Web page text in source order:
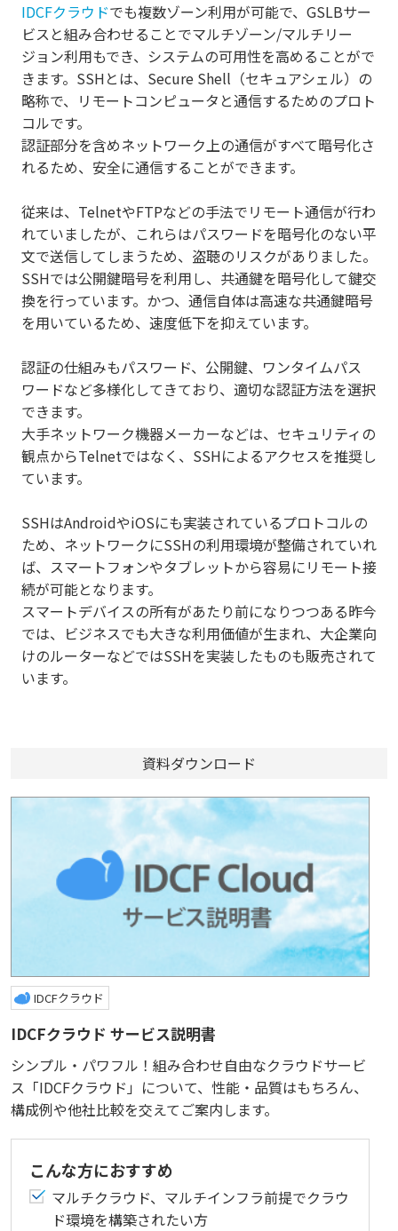
IDCFクラウドでも複数ゾーン利用が可能で、GSLBサー
ビスと組み合わせることでマルチゾーン/マルチリー
ジョン利用もでき、システムの可用性を高めることがで
きます。SSHとは、Secure Shell（セキュアシェル）の
略称で、リモートコンピュータと通信するためのプロト
コルです。
認証部分を含めネットワーク上の通信がすべて暗号化さ
れるため、安全に通信することができます。
従来は、TelnetやFTPなどの手法でリモート通信が行わ
れていましたが、これらはパスワードを暗号化のない平
文で送信してしまうため、盗聴のリスクがありました。
SSHでは公開鍵暗号を利用し、共通鍵を暗号化して鍵交
換を行っています。かつ、通信自体は高速な共通鍵暗号
を用いているため、速度低下を抑えています。
認証の仕組みもパスワード、公開鍵、ワンタイムパス
ワードなど多様化してきており、適切な認証方法を選択
できます。
大手ネットワーク機器メーカーなどは、セキュリティの
観点からTelnetではなく、SSHによるアクセスを推奨し
ています。
SSHはAndroidやiOSにも実装されているプロトコルの
ため、ネットワークにSSHの利用環境が整備されていれ
ば、スマートフォンやタブレットから容易にリモート接
続が可能となります。
スマートデバイスの所有があたり前になりつつある昨今
では、ビジネスでも大きな利用価値が生まれ、大企業向
けのルーターなどではSSHを実装したものも販売されて
います。
資料ダウンロード
IDCFクラウド
IDCFクラウド サービス説明書
シンプル・パワフル！組み合わせ自由なクラウドサービ
ス「IDCFクラウド」について、性能・品質はもちろん、
構成例や他社比較を交えてご案内します。
こんな方におすすめ
マルチクラウド、マルチインフラ前提でクラウ
ド環境を構築されたい方